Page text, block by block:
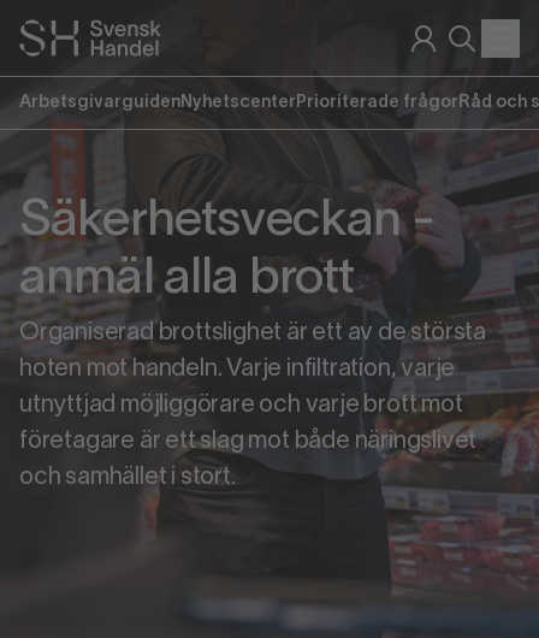
Arbetsgivarguiden Nyhetscenter Prioriterade frågor Råd och
Säkerhetsveckan -
anmäl alla brott
Organiserad brottslighet är ett av de största
hoten mot handeln. Varje infiltration, varje
utnyttjad möjliggörare och varje brott mot
företagare är ett slag mot både näringslivet
och samhället i stort.